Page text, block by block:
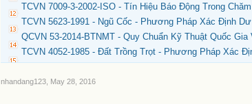
TCVN 7009-3-2002-ISO - Tín Hiệu Báo Động Trong
TCVN 5623-1991 - Ngũ Cốc - Phương Pháp Xác Định
QCVN 53-2014-BTNMT - Quy Chuẩn Kỹ Thuật Quốc
TCVN 4052-1985 - Đất Trồng Trọt - Phương Pháp Xác
nhandang123 May 28, 2016